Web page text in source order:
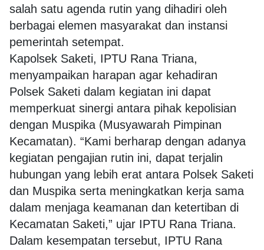
salah satu agenda rutin yang dihadiri oleh
berbagai elemen masyarakat dan instansi
pemerintah setempat.
Kapolsek Saketi, IPTU Rana Triana,
menyampaikan harapan agar kehadiran
Polsek Saketi dalam kegiatan ini dapat
memperkuat sinergi antara pihak kepolisian
dengan Muspika (Musyawarah Pimpinan
Kecamatan). “Kami berharap dengan adanya
kegiatan pengajian rutin ini, dapat terjalin
hubungan yang lebih erat antara Polsek Saketi
dan Muspika serta meningkatkan kerja sama
dalam menjaga keamanan dan ketertiban di
Kecamatan Saketi,” ujar IPTU Rana Triana.
Dalam kesempatan tersebut, IPTU Rana